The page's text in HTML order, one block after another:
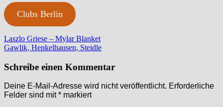
Clubs Berlin
Beitragsnavigation
Vorheriger
Beitrag:
Laszlo Griese – Mylar Blanket
Nächster
Gawlik, Henkelhausen, Steidle
Schreibe einen Kommentar
Deine E-Mail-Adresse wird nicht veröffentlicht. Erforderliche
Felder sind mit* markiert